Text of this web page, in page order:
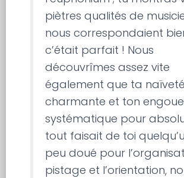
piètres qualités de
nous correspondaient
c’était parfait ! Nous
découvrîmes assez vite
également que ta naïveté
charmante et ton
systématique pour
tout faisait de toi
peu doué pour
pistage et l’orientation,